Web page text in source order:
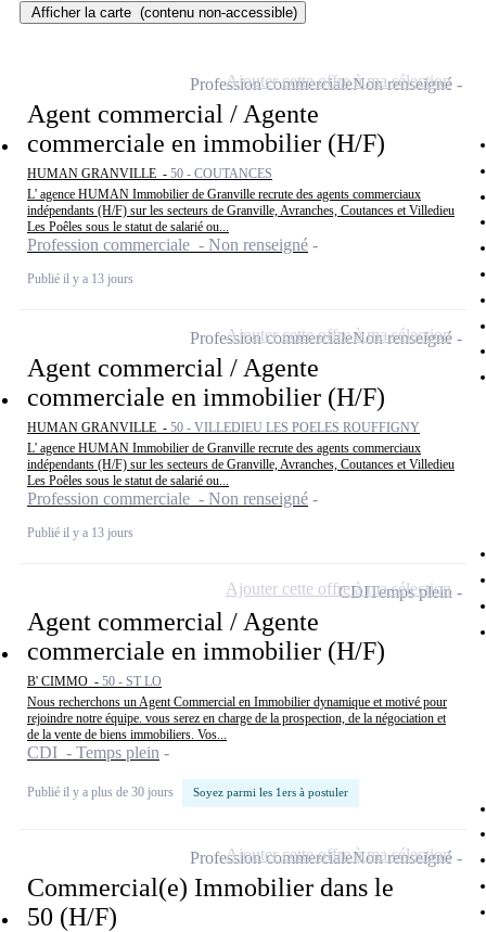
Afficher la carte (contenu non-accessible)
Agent commercial / Agente
commerciale en immobilier (H/F)
HUMAN GRANVILLE - 50 - COUTANCES
L' agence HUMAN Immobilier de Granville recrute des agents commerciaux
indépendants (H/F) sur les secteurs de Granville, Avranches, Coutances et Villedieu
Les Poêles sous le statut de salarié ou...
Profession commerciale - Non renseigné
Publié il y a 13 jours
Profession commercialeNon renseigné
Ajouter cette offre à ma sélection
Agent commercial / Agente
commerciale en immobilier (H/F)
HUMAN GRANVILLE - 50 - VILLEDIEU LES POELES ROUFFIGNY
L' agence HUMAN Immobilier de Granville recrute des agents commerciaux
indépendants (H/F) sur les secteurs de Granville, Avranches, Coutances et Villedieu
Les Poêles sous le statut de salarié ou...
Profession commerciale - Non renseigné
Publié il y a 13 jours
Profession commercialeNon renseigné
Ajouter cette offre à ma sélection
Agent commercial / Agente
commerciale en immobilier (H/F)
B' CIMMO - 50 - ST LO
Nous recherchons un Agent Commercial en Immobilier dynamique et motivé pour
rejoindre notre équipe. vous serez en charge de la prospection, de la négociation et
de la vente de biens immobiliers. Vos...
CDI - Temps plein
Publié il y a plus de 30 jours Soyez parmi les 1ers à postuler
CDITemps plein
Ajouter cette offre à ma sélection
Commercial(e) Immobilier dans le
50 (H/F)
Profession commercialeNon renseigné
Ajouter cette offre à ma sélection